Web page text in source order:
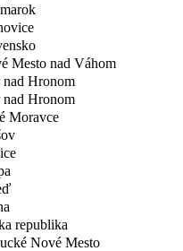
Mesto nad Váhom
nad Hronom
nad Hronom
Moravce
republika
Nové Mesto